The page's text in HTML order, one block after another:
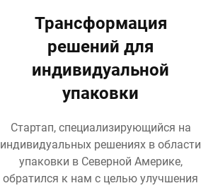
Трансформация
решений для
индивидуальной
упаковки
Стартап, специализирующийся на
индивидуальных решениях в области
упаковки в Северной Америке,
обратился к нам с целью улучшения